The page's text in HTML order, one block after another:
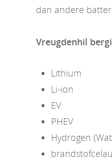
dan andere
Vreugdenhil
Lithium
Li-ion
EV
PHEV
Hydrogen